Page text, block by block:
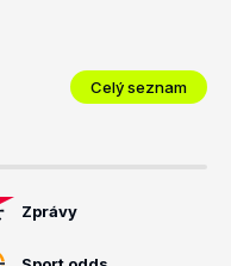
Celý seznam
Zprávy